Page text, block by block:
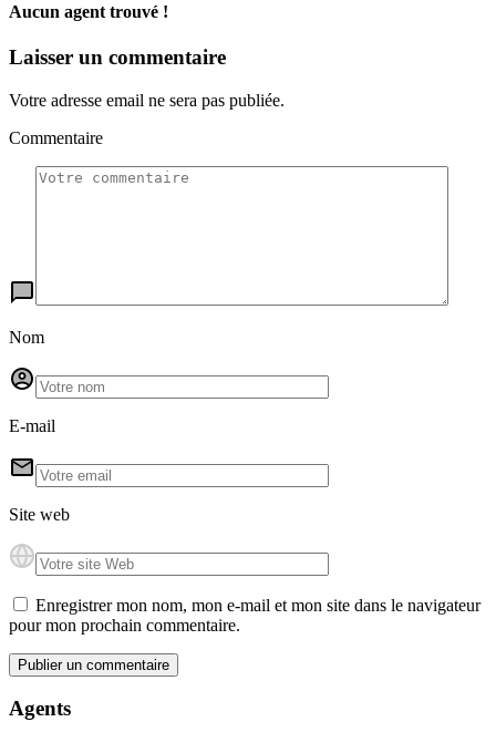
Aucun agent trouvé !
Laisser un commentaire
Votre adresse email ne sera pas publiée.
Commentaire
Nom
E-mail
Site web
Enregistrer mon nom, mon e-mail et mon site dans le navigateur
pour mon prochain commentaire.
Agents